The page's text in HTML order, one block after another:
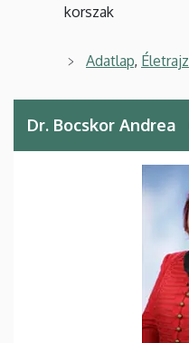
korszak
Adatlap, Életrajz
Dr. Bocskor Andrea